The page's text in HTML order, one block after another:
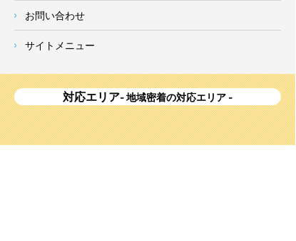
お問い合わせ
サイトメニュー
対応エリア- 地域密着の対応エリア -